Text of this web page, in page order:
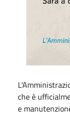
che è
e